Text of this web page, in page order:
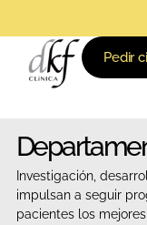
Clínica DKF: Nadie te
Especialistas en
De lunes a viernes de
Clínica DKF: Nadie te
Especialistas en
De lunes a viernes de
Clínica DKF: Nadie te
Especialistas en
De lunes a viernes de
Pedir
Investigación,
impulsan a seguir
pacientes los